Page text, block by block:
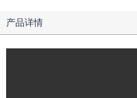
产品详情